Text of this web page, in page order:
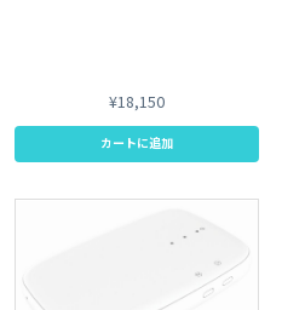
¥18,150
カートに追加